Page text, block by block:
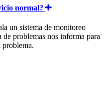
normal?
un sistema de monitoreo
de problemas nos informa para
problema.